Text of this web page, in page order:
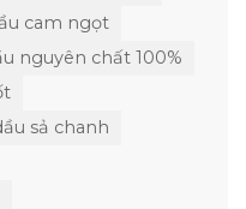
cam ngọt
nguyên chất 100%
sả chanh